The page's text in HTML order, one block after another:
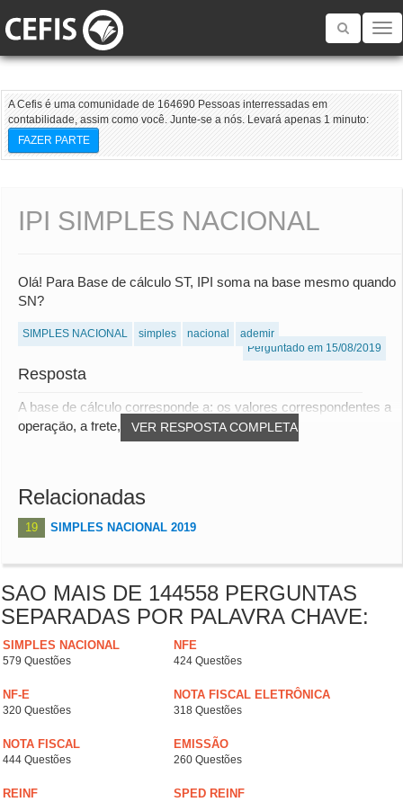
Toggle
A Cefis é uma comunidade de 164690 Pessoas interressadas em
contabilidade, assim como você. Junte-se a nós. Levará apenas 1 minuto:
FAZER PARTE
IPI SIMPLES NACIONAL
Olá! Para Base de cálculo ST, IPI soma na base mesmo quando
SN?
SIMPLES NACIONAL simples nacional
ademir
Perguntado em 15/08/2019
Resposta
VER RESPOSTA COMPLETA
A base de cálculo corresponde a: os valores correspondentes a
operação, a frete, carreto, seguro, im...
Relacionadas
19 SIMPLES NACIONAL 2019
SAO MAIS DE 144558 PERGUNTAS
SEPARADAS POR PALAVRA CHAVE:
SIMPLES NACIONAL
579 Questões
NFE
424 Questões
NF-E
320 Questões
NOTA FISCAL ELETRÔNICA
318 Questões
NOTA FISCAL
444 Questões
EMISSÃO
260 Questões
REINF SPED REINF